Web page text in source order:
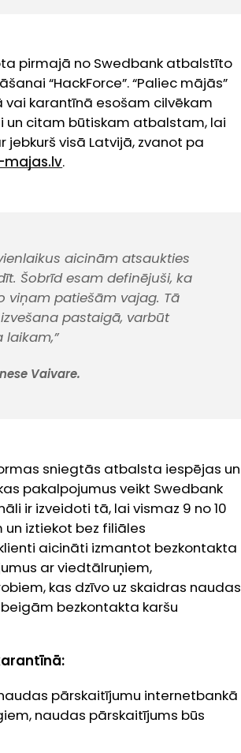
pirmajā no Swedbank atbalstīto
“HackForce”. “Paliec mājās”
vai karantīnā esošam cilvēkam
un citam būtiskam atbalstam, lai
visā Latvijā, zvanot pa
majas.lv.
aicinām atsaukties
Šobrīd esam definējuši, ka
viņam patiešām vajag. Tā
pastaigā, varbūt
Vaivare.
sniegtās atbalsta iespējas un
pakalpojumus veikt Swedbank
ir izveidoti tā, lai vismaz 9 no 10
iztiekot bez filiāles
aicināti izmantot bezkontakta
ar viedtālruņiem,
kas dzīvo uz skaidras naudas
bezkontakta karšu
pārskaitījumu internetbankā
naudas pārskaitījums būs